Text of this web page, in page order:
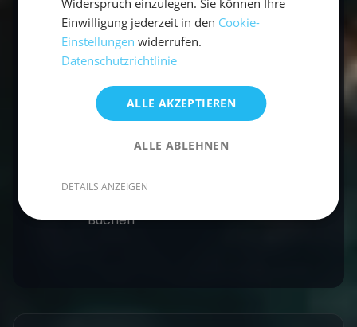
alleine, mit Freunden oder der Familie
genießen und dabei die Aufgaben an Bord
gemeinsam erledigen. Das kann dazu
das Gefühl von Zusammengehörigkeit zu
Buchen
Einwilligung jederzeit in den Cookie-
Einstellungen widerrufen.
Datenschutzrichtlinie
ALLE AKZEPTIEREN
ALLE ABLEHNEN
DETAILS ANZEIGEN